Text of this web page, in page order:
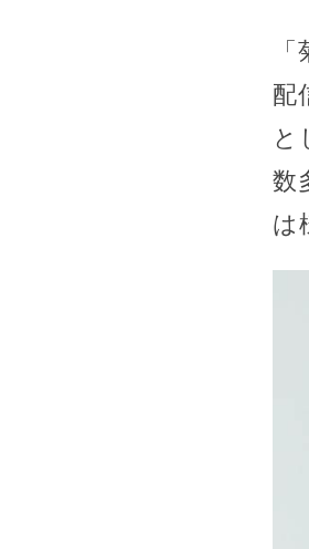
配
と
数
は